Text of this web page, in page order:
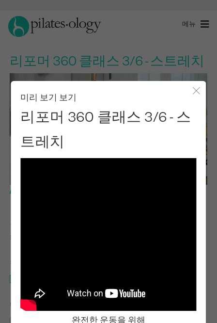
메뉴
리포머 360 클래스 3/6 - 스트레치
미리 보기 보기
리포머 360 클래스 3/6 - 스
트레치
완전한 운동을 위해
캐리 루소
필요한 장비
다음에 대한 유사한 클래스 찾기
개혁자